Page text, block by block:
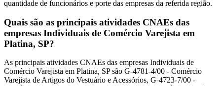
quantidade de funcionários e porte das empresas da referida região.
Quais são as principais atividades CNAEs das
empresas Individuais de Comércio Varejista em
Platina, SP?
As principais atividades CNAEs das empresas Individuais de
Comércio Varejista em Platina, SP são G-4781-4/00 - Comércio
Varejista de Artigos do Vestuário e Acessórios, G-4723-7/00 -